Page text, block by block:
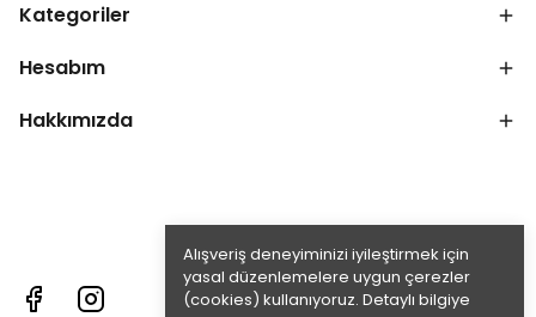
Alışveriş deneyiminizi iyileştirmek için
yasal düzenlemelere uygun çerezler
(cookies) kullanıyoruz. Detaylı bilgiye
Kategoriler
Hesabım
Hakkımızda